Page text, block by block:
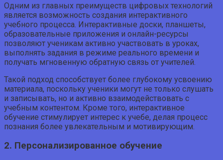
Одним из главных преимуществ цифровых технологий
является возможность создания интерактивного
учебного процесса. Интерактивные доски, планшеты,
образовательные приложения и онлайн-ресурсы
позволяют ученикам активно участвовать в уроках,
выполнять задания в режиме реального времени и
получать мгновенную обратную связь от учителей.
Такой подход способствует более глубокому усвоению
материала, поскольку ученики могут не только слушать
и записывать, но и активно взаимодействовать с
учебным контентом. Кроме того, интерактивное
обучение стимулирует интерес к учебе, делая процесс
познания более увлекательным и мотивирующим.
2. Персонализированное обучение